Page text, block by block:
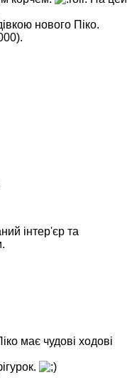
нового Піко.
інтер'єр та
має чудові ходові